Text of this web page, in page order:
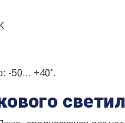
-50… +40°.